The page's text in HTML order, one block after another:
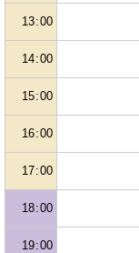
13:00
14:00
15:00
16:00
17:00
18:00
19:00